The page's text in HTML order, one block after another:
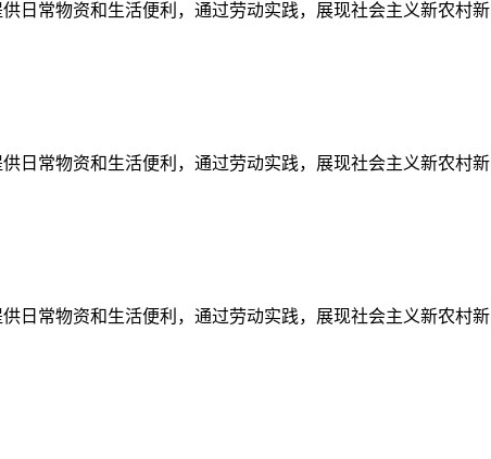
日常物资和生活便利，通过劳动实践，展现社会主义新农村新
日常物资和生活便利，通过劳动实践，展现社会主义新农村新
日常物资和生活便利，通过劳动实践，展现社会主义新农村新